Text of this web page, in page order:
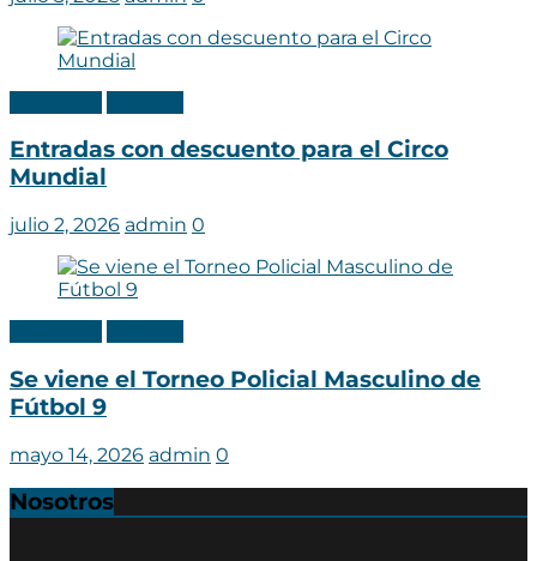
Entradas con descuento para el Circo
Mundial
julio 2, 2026 admin 0
Se viene el Torneo Policial Masculino de
Fútbol 9
mayo 14, 2026 admin 0
Nosotros